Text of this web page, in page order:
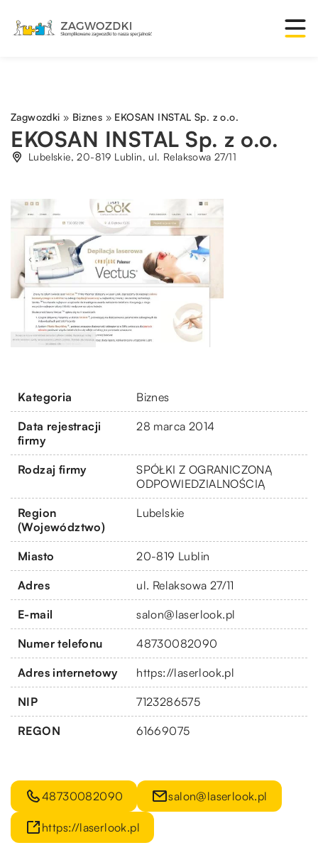
Zagwozdki » Biznes » EKOSAN INSTAL Sp. z o.o.
EKOSAN INSTAL Sp. z o.o.
Lubelskie, 20-819 Lublin, ul. Relaksowa 27/11
Kategoria Biznes
Data rejestracji
firmy
28 marca 2014
Rodzaj firmy
SPÓŁKI Z OGRANICZONĄ
ODPOWIEDZIALNOŚCIĄ
Region
(Województwo)
Lubelskie
Miasto 20-819 Lublin
Adres ul. Relaksowa 27/11
E-mail salon@laserlook.pl
Numer telefonu 48730082090
Adres internetowy https://laserlook.pl
NIP 7123286575
REGON 61669075
48730082090 salon@laserlook.pl
https://laserlook.pl